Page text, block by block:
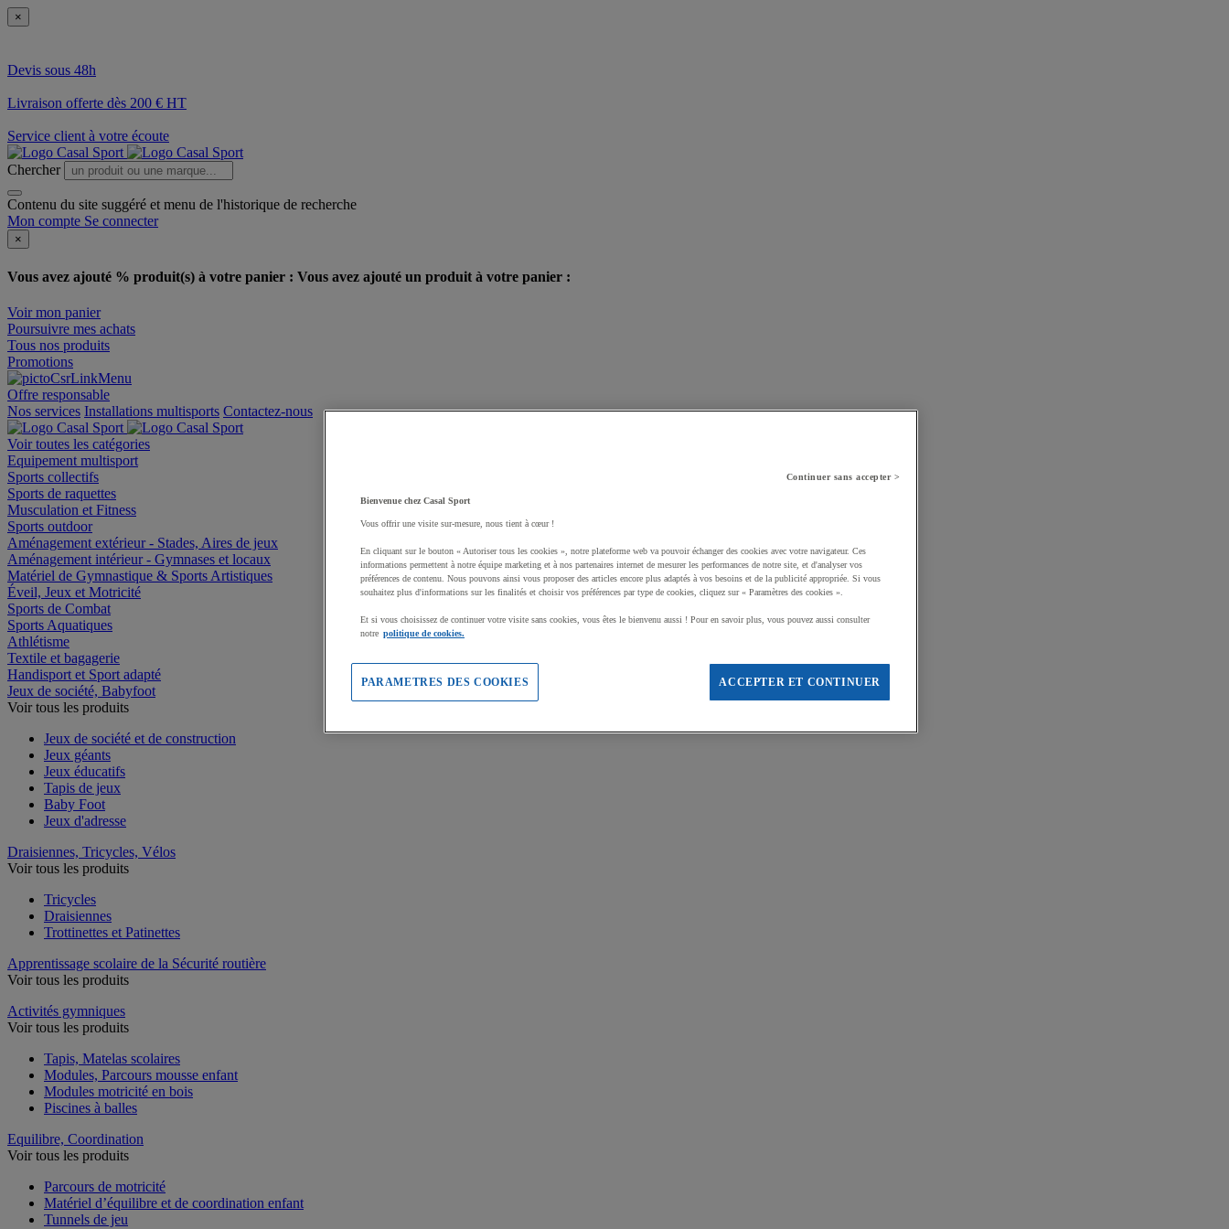
×
Devis sous 48h
Livraison offerte dès 200 € HT
Service client à votre écoute
Chercher
Contenu du site suggéré et menu de l'historique de recherche
Mon compte Se connecter
×
Vous avez ajouté % produit(s) à votre panier : Vous avez ajouté un produit à votre panier :
Voir mon panier
Poursuivre mes achats
Tous nos produits
Promotions
Offre responsable
Nos services Installations multisports Contactez-nous
Voir toutes les catégories
Equipement multisport
Sports collectifs
Sports de raquettes
Musculation et Fitness
Sports outdoor
Aménagement extérieur - Stades, Aires de jeux
Aménagement intérieur - Gymnases et locaux
Matériel de Gymnastique & Sports Artistiques
Éveil, Jeux et Motricité
Sports de Combat
Sports Aquatiques
Athlétisme
Textile et bagagerie
Handisport et Sport adapté
Jeux de société, Babyfoot
Voir tous les produits
Jeux de société et de construction
Jeux géants
Jeux éducatifs
Tapis de jeux
Baby Foot
Jeux d'adresse
Draisiennes, Tricycles, Vélos
Voir tous les produits
Tricycles
Draisiennes
Trottinettes et Patinettes
Apprentissage scolaire de la Sécurité routière
Voir tous les produits
Activités gymniques
Voir tous les produits
Tapis, Matelas scolaires
Modules, Parcours mousse enfant
Modules motricité en bois
Piscines à balles
Equilibre, Coordination
Voir tous les produits
Parcours de motricité
Matériel d’équilibre et de coordination enfant
Tunnels de jeu
Continuer sans accepter >
Bienvenue chez Casal Sport
Vous offrir une visite sur-mesure, nous tient à cœur !
En cliquant sur le bouton « Autoriser tous les cookies », notre plateforme web va pouvoir échanger des cookies avec votre navigateur. Ces
informations permettent à notre équipe marketing et à nos partenaires internet de mesurer les performances de notre site, et d'analyser vos
préférences de contenu. Nous pouvons ainsi vous proposer des articles encore plus adaptés à vos besoins et de la publicité appropriée. Si vous
souhaitez plus d'informations sur les finalités et choisir vos préférences par type de cookies, cliquez sur « Paramètres des cookies ».
Et si vous choisissez de continuer votre visite sans cookies, vous êtes le bienvenu aussi ! Pour en savoir plus, vous pouvez aussi consulter
notre politique de cookies.
ACCEPTER ET CONTINUER
PARAMETRES DES COOKIES